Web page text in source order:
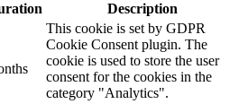
Description
This cookie is set by GDPR
Cookie Consent plugin. The
cookie is used to store the user
consent for the cookies in the
category "Analytics".